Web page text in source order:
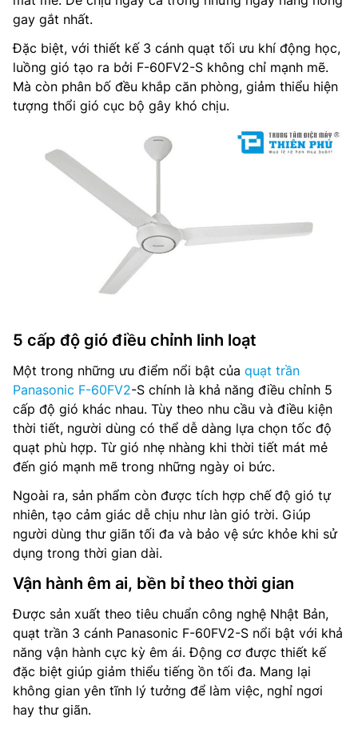
gay gắt nhất.
Đặc biệt, với thiết kế 3 cánh quạt tối ưu khí động học,
luồng gió tạo ra bởi F-60FV2-S không chỉ mạnh mẽ.
Mà còn phân bố đều khắp căn phòng, giảm thiểu hiện
tượng thổi gió cục bộ gây khó chịu.
5 cấp độ gió điều chỉnh linh loạt
Một trong những ưu điểm nổi bật của quạt trần
Panasonic F-60FV2-S chính là khả năng điều chỉnh 5
cấp độ gió khác nhau. Tùy theo nhu cầu và điều kiện
thời tiết, người dùng có thể dễ dàng lựa chọn tốc độ
quạt phù hợp. Từ gió nhẹ nhàng khi thời tiết mát mẻ
đến gió mạnh mẽ trong những ngày oi bức.
Ngoài ra, sản phẩm còn được tích hợp chế độ gió tự
nhiên, tạo cảm giác dễ chịu như làn gió trời. Giúp
người dùng thư giãn tối đa và bảo vệ sức khỏe khi sử
dụng trong thời gian dài.
Vận hành êm ai, bền bỉ theo thời gian
Được sản xuất theo tiêu chuẩn công nghệ Nhật Bản,
quạt trần 3 cánh Panasonic F-60FV2-S nổi bật với khả
năng vận hành cực kỳ êm ái. Động cơ được thiết kế
đặc biệt giúp giảm thiểu tiếng ồn tối đa. Mang lại
không gian yên tĩnh lý tưởng để làm việc, nghỉ ngơi
hay thư giãn.